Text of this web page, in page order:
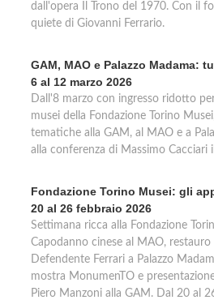
dall'opera Il Trono del 1970. Con il
quiete di Giovanni Ferrario.
GAM, MAO e Palazzo Madama:
6 al 12 marzo 2026
Dall'8 marzo con ingresso ridotto
musei della Fondazione Torino
tematiche alla GAM, al MAO e a
alla conferenza di Massimo Cacciari
Fondazione Torino Musei: gli
20 al 26 febbraio 2026
Settimana ricca alla Fondazione
Capodanno cinese al MAO,
Defendente Ferrari a Palazzo
mostra MonumenTO e
Piero Manzoni alla GAM. Dal 20 al